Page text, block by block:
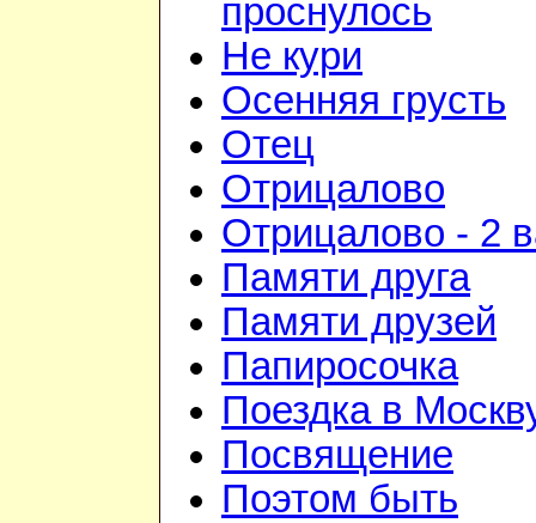
проснулось
Не кури
Осенняя грусть
Отец
Отрицалово
Отрицалово - 2
Памяти друга
Памяти друзей
Папиросочка
Поездка в
Посвящение
Поэтом быть